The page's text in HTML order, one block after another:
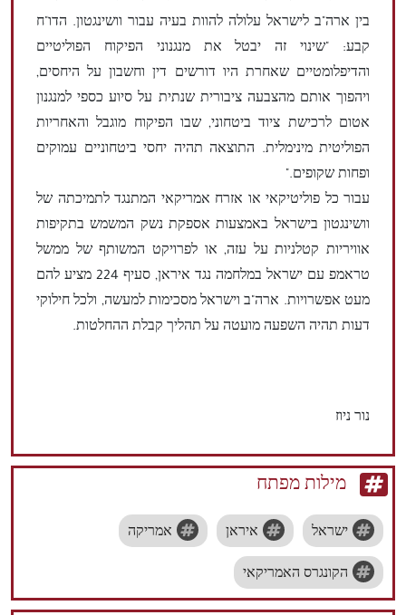
בין ארה"ב לישראל עלולה להוות בעיה עבור וושינגטון. הדו"ח
קבע: "שינוי זה יבטל את מנגנוני הפיקוח הפוליטיים
והדיפלומטיים שאחרת היו דורשים דין וחשבון על היחסים,
ויהפוך אותם מהצבעה ציבורית שנתית על סיוע כספי למנגנון
אטום לרכישת ציוד ביטחוני, שבו הפיקוח מוגבל והאחריות
הפוליטית מינימלית. התוצאה תהיה יחסי ביטחוניים עמוקים
ופחות שקופים."
עבור כל פוליטיקאי או אזרח אמריקאי המתנגד לתמיכתה של
וושינגטון בישראל באמצעות אספקת נשק המשמש בתקיפות
אוויריות קטלניות על עזה, או לפרויקט המשותף של ממשל
טראמפ עם ישראל במלחמה נגד איראן, סעיף 224 מציע להם
מעט אפשרויות. ארה"ב וישראל מסכימות למעשה, ולכל חילוקי
דעות תהיה השפעה מועטה על תהליך קבלת ההחלטות.
נור ניוז
מילות מפתח
ישראל איראן אמריקה
הקונגרס האמריקאי